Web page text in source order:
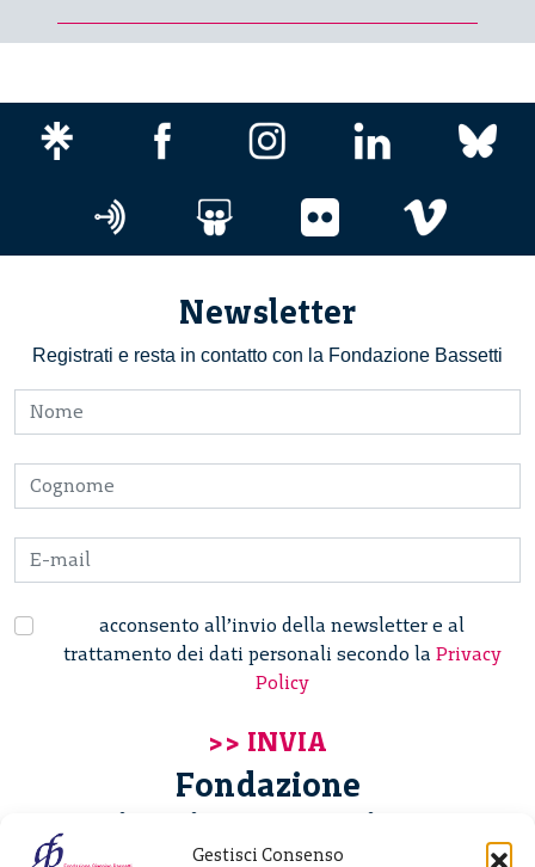
Gestisci Consenso
Newsletter
Registrati e resta in contatto con la Fondazione Bassetti
acconsento all’invio della newsletter e al
trattamento dei dati personali secondo la Privacy
Policy
Fondazione
Giannino Bassetti ETS